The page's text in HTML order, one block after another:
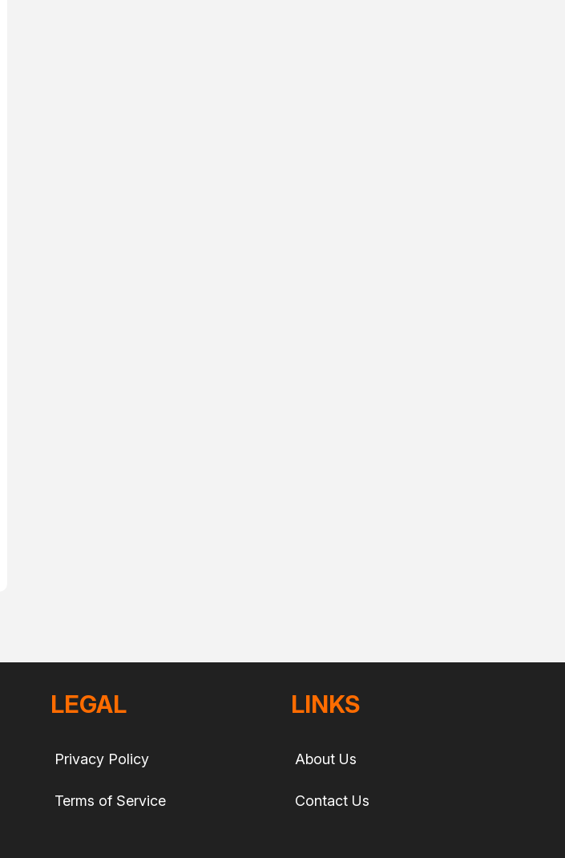
LEGAL
Privacy Policy
Terms of Service
LINKS
About Us
Contact Us